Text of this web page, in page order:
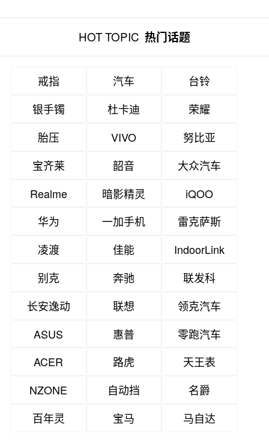
HOT TOPIC 热门话题
戒指 汽车
台铃
银手镯
杜卡迪
荣耀
胎压
VIVO
努比亚
宝齐莱
韶音
大众汽车
Realme
暗影精灵
iQOO
华为
一加手机
雷克萨斯
凌渡
佳能
IndoorLink
别克
奔驰
联发科
长安逸动
联想
领克汽车
ASUS
惠普
零跑汽车
ACER
路虎
天王表
NZONE
自动挡
名爵
百年灵
宝马 马自达